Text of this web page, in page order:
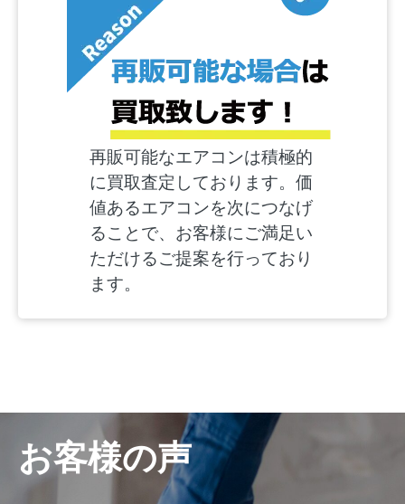
再販可能なエアコンは積極的
に買取査定しております。価
値あるエアコンを次につなげ
ることで、お客様にご満足い
ただけるご提案を行っており
ます。
お客様の声